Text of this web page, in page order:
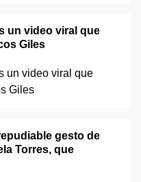
un video viral que
Giles
gesto de
Torres, que